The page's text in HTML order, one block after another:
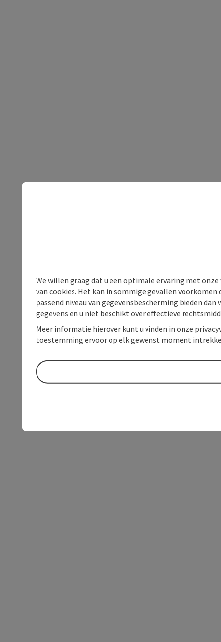
We willen graag dat u een optimale ervaring met
van cookies. Het kan in sommige gevallen voorkomen
passend niveau van gegevensbescherming bieden
gegevens en u niet beschikt over effectieve
Meer informatie hierover kunt u vinden in onze
toestemming ervoor op elk gewenst moment